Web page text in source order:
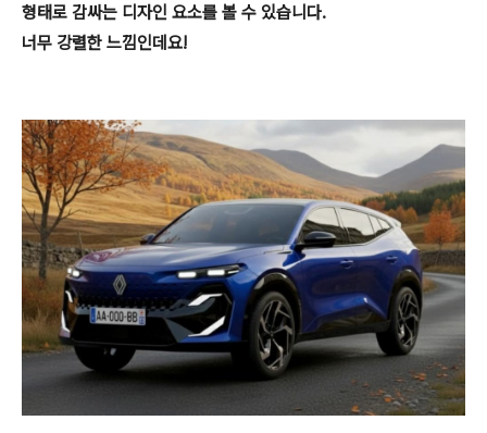
형태로 감싸는 디자인 요소를 볼 수 있습니다.
너무 강렬한 느낌인데요!